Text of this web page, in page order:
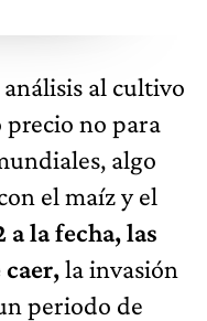
al cultivo
precio no para
algo
el maíz y el
a la fecha, las
la invasión
periodo de